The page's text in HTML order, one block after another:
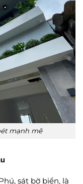
mạnh mẽ
sát bờ biển, là